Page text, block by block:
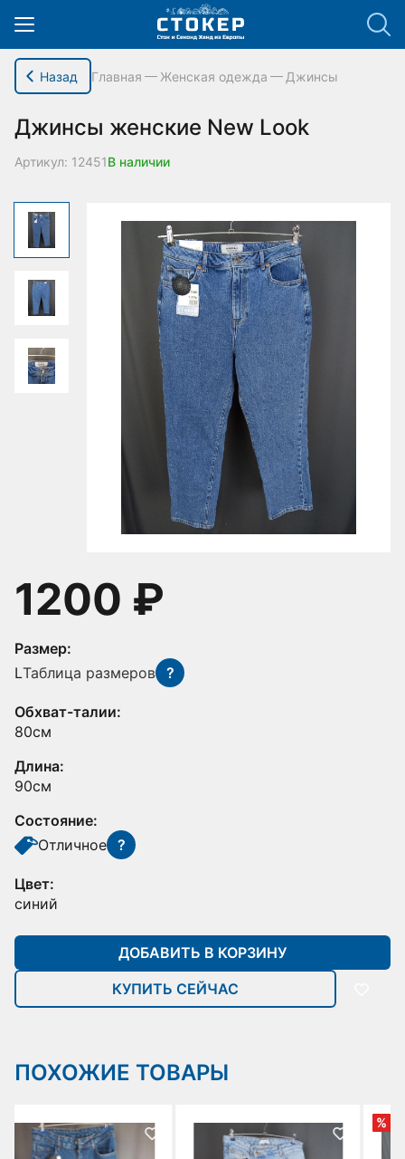
hello_elementor_body_open();
Назад Главная Женская одежда Джинсы
Джинсы женские New Look
Артикул: 12451В наличии
1200 ₽
Размер:
LТаблица размеров ?
Обхват-талии:
80см
Длина:
90см
Состояние:
Отличное ?
Цвет:
синий
ДОБАВИТЬ В КОРЗИНУ
КУПИТЬ СЕЙЧАС
ПОХОЖИЕ ТОВАРЫ
%